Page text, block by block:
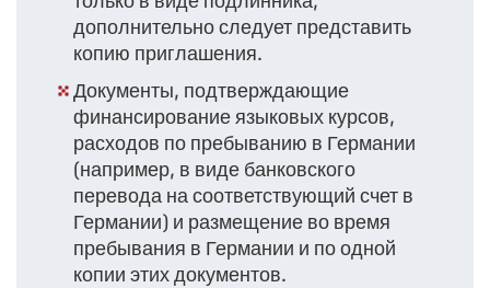
дополнительно следует представить
копию приглашения.
Документы, подтверждающие
финансирование языковых курсов,
расходов по пребыванию в Германии
(например, в виде банковского
перевода на соответствующий счет в
Германии) и размещение во время
пребывания в Германии и по одной
копии этих документов.